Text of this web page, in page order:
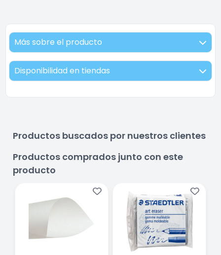
Más sobre el producto
Disponibilidad en tiendas
Productos buscados por nuestros clientes
Productos comprados junto con este
producto